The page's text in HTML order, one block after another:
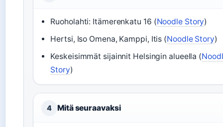
Ruoholahti: Itämerenkatu 16 (Noodle Story)
Hertsi, Iso Omena, Kamppi, Itis (Noodle Story)
Keskeisimmät sijainnit Helsingin alueella (
Story)
4 Mitä seuraavaksi